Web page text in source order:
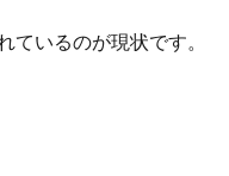
ているのが現状です。